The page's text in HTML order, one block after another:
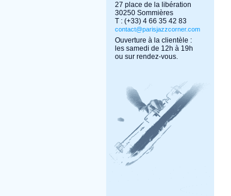
27 place de la libération
30250 Sommières
T : (+33) 4 66 35 42 83
contact@parisjazzcorner.com
Ouverture à la clientèle :
les samedi de 12h à 19h
ou sur rendez-vous.